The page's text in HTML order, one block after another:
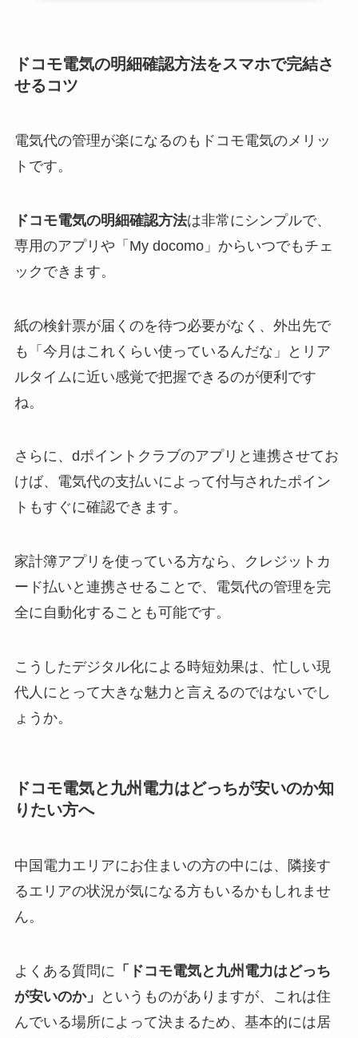
ドコモ電気の明細確認方法をスマホで完結さ
せるコツ
電気代の管理が楽になるのもドコモ電気のメリッ
トです。
ドコモ電気の明細確認方法は非常にシンプルで、
専用のアプリや「My docomo」からいつでもチェ
ックできます。
紙の検針票が届くのを待つ必要がなく、外出先で
も「今月はこれくらい使っているんだな」とリア
ルタイムに近い感覚で把握できるのが便利です
ね。
さらに、dポイントクラブのアプリと連携させてお
けば、電気代の支払いによって付与されたポイン
トもすぐに確認できます。
家計簿アプリを使っている方なら、クレジットカ
ード払いと連携させることで、電気代の管理を完
全に自動化することも可能です。
こうしたデジタル化による時短効果は、忙しい現
代人にとって大きな魅力と言えるのではないでし
ょうか。
ドコモ電気と九州電力はどっちが安いのか知
りたい方へ
中国電力エリアにお住まいの方の中には、隣接す
るエリアの状況が気になる方もいるかもしれませ
ん。
よくある質問に 「ドコモ電気と九州電力はどっち
が安いのか」
というものがありますが、これは住
んでいる場所によって決まるため、基本的には居